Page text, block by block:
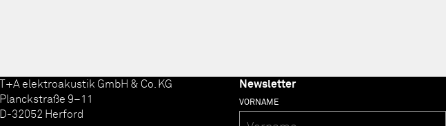
T+A elektroakustik GmbH & Co. KG
Planckstraße 9–11
D-32052 Herford
Newsletter
VORNAME